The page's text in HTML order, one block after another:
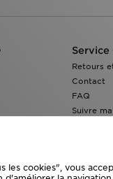
Service
Retours
Contact
FAQ
Suivre
les cookies", vous